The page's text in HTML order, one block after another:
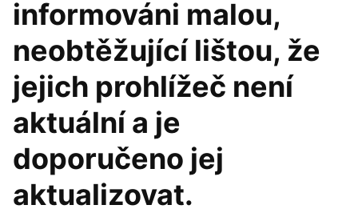
informováni malou,
neobtěžující lištou, že
jejich prohlížeč není
aktuální a je
doporučeno jej
aktualizovat.